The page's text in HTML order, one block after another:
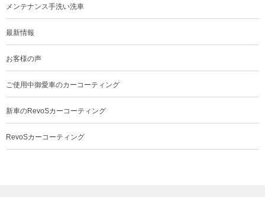
メンテナンス手洗い洗車
最新情報
お客様の声
ご使用中御愛車のカーコーティング
新車のRevoSカーコーティング
RevoSカーコーティング